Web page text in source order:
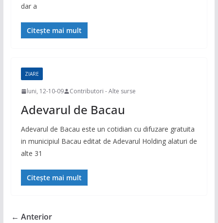
dar a
Citește mai mult
ZIARE
luni, 12-10-09 Contributori - Alte surse
Adevarul de Bacau
Adevarul de Bacau este un cotidian cu difuzare gratuita
in municipiul Bacau editat de Adevarul Holding alaturi de
alte 31
Citește mai mult
← Anterior